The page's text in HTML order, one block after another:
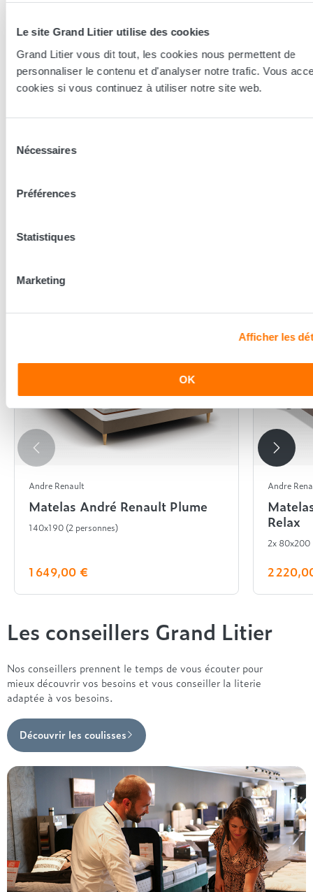
Le site Grand Litier utilise des cookies
Grand Litier vous dit tout, les cookies nous permettent de
personnaliser le contenu et d'analyser notre trafic. Vous
cookies si vous continuez à utiliser notre site web.
Nécessaires
Préférences
Statistiques
Marketing
Afficher les
OK
Essayer en magasin
Nos conseillers spécialistes du bien-être sont à votre disposition
technologie, le confort, et les modèles les plus adaptés à votre
Andre Renault
Matelas André Renault Plume
140x190 (2 personnes)
1 649,00 €
Andre
Relax
2x 80x200
2
Les conseillers Grand Litier
Nos conseillers prennent le temps de vous écouter pour
mieux découvrir vos besoins et vous conseiller la literie
adaptée à vos besoins.
Découvrir les coulisses